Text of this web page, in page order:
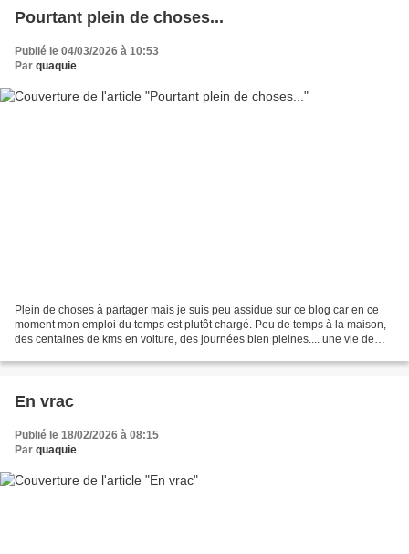
Pourtant plein de choses...
Publié le 04/03/2026 à 10:53
Par quaquie
Plein de choses à partager mais je suis peu assidue sur ce blog car en ce
moment mon emploi du temps est plutôt chargé. Peu de temps à la maison,
des centaines de kms en voiture, des journées bien pleines.... une vie de
En vrac
Publié le 18/02/2026 à 08:15
Par quaquie